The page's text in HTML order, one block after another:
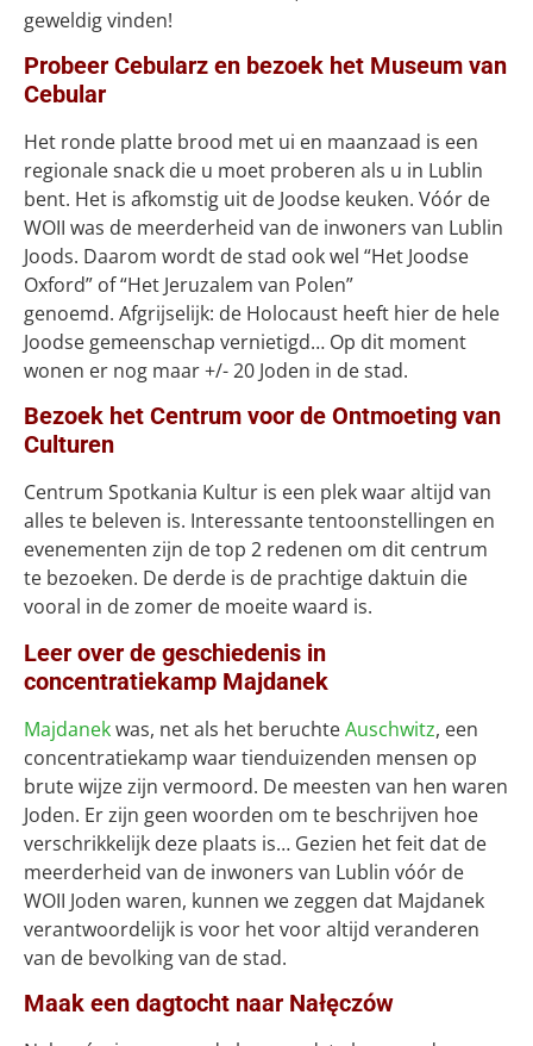
geweldig vinden!
Probeer Cebularz en bezoek het Museum van
Cebular
Het ronde platte brood met ui en maanzaad is een
regionale snack die u moet proberen als u in Lublin
bent. Het is afkomstig uit de Joodse keuken. Vóór de
WOII was de meerderheid van de inwoners van Lublin
Joods. Daarom wordt de stad ook wel “Het Joodse
Oxford” of “Het Jeruzalem van Polen”
genoemd. Afgrijselijk: de Holocaust heeft hier de hele
Joodse gemeenschap vernietigd… Op dit moment
wonen er nog maar +/- 20 Joden in de stad.
Bezoek het Centrum voor de Ontmoeting van
Culturen
Centrum Spotkania Kultur is een plek waar altijd van
alles te beleven is. Interessante tentoonstellingen en
evenementen zijn de top 2 redenen om dit centrum
te bezoeken. De derde is de prachtige daktuin die
vooral in de zomer de moeite waard is.
Leer over de geschiedenis in
concentratiekamp Majdanek
Majdanekwas, net als het beruchteAuschwitz, een
concentratiekamp waar tienduizenden mensen op
brute wijze zijn vermoord. De meesten van hen waren
Joden. Er zijn geen woorden om te beschrijven hoe
verschrikkelijk deze plaats is… Gezien het feit dat de
meerderheid van de inwoners van Lublin vóór de
WOII Joden waren, kunnen we zeggen dat Majdanek
verantwoordelijk is voor het voor altijd veranderen
van de bevolking van de stad.
Maak een dagtocht naar Nałęczów